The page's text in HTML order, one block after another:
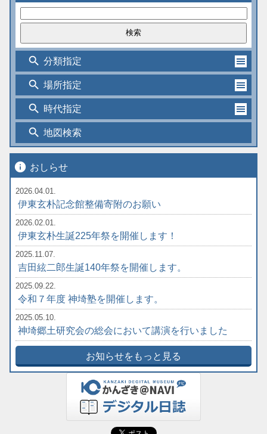
search 分類指定
search 場所指定
search 時代指定
search 地図検索
info おしらせ
2026.04.01.
伊東玄朴記念館整備寄附のお願い
2026.02.01.
伊東玄朴生誕225年祭を開催します！
2025.11.07.
吉田絃二郎生誕140年祭を開催します。
2025.09.22.
令和７年度 神埼塾を開催します。
2025.05.10.
神埼郷土研究会の総会において講演を行いました
お知らせをもっと見る